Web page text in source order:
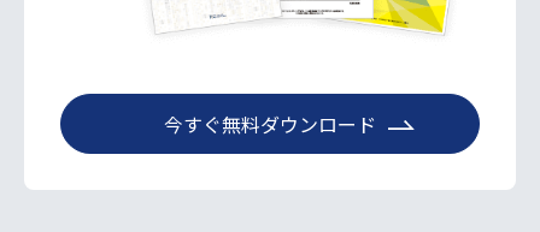
今すぐ無料ダウンロード